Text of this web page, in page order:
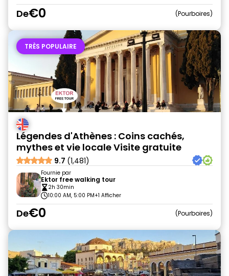
De€0 Pourboires
TRÈS POPULAIRE
Légendes d'Athènes : Coins cachés,
mythes et vie locale Visite gratuite
9.7 (1,481)
Fournie par
Ektor free walking tour
2h 30min
10:00 AM, 5:00 PM+1 Afficher
De€0 Pourboires